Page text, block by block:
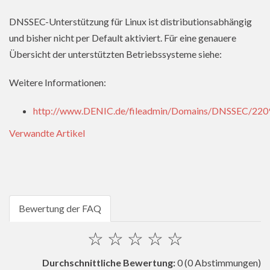
DNSSEC-Unterstützung für Linux ist distributionsabhängig
und bisher nicht per Default aktiviert. Für eine genauere
Übersicht der unterstützten Betriebssysteme siehe:
Weitere Informationen:
http://www.DENIC.de/fileadmin/Domains/DNSSEC/
Verwandte Artikel
Bewertung der FAQ
☆
☆
☆
☆
☆
Durchschnittliche Bewertung:0(0 Abstimmungen)